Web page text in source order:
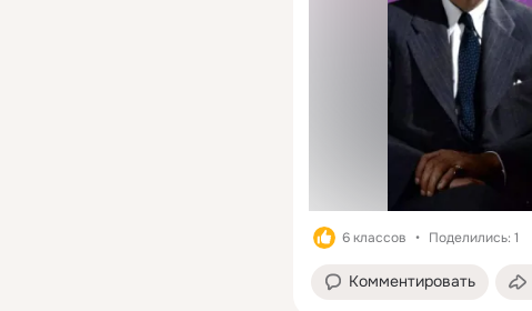
6 классов Поделились: 1
Комментировать